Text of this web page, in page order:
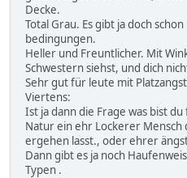
Decke.
Total Grau. Es gibt ja doch
bedingungen.
Heller und Freuntlicher. Mit
Schwestern siehst, und dich
Sehr gut für leute mit
Viertens:
Ist ja dann die Frage was bist
Natur ein ehr Lockerer
ergehen lasst., oder ehrer
Dann gibt es ja noch
Typen .